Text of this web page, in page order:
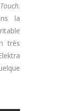
.
la
très